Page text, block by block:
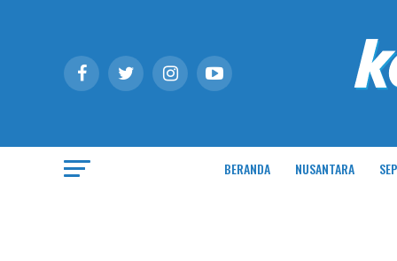
BERANDA NUSANTARA